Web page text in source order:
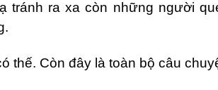
tránh ra xa còn những người
thế. Còn đây là toàn bộ câu